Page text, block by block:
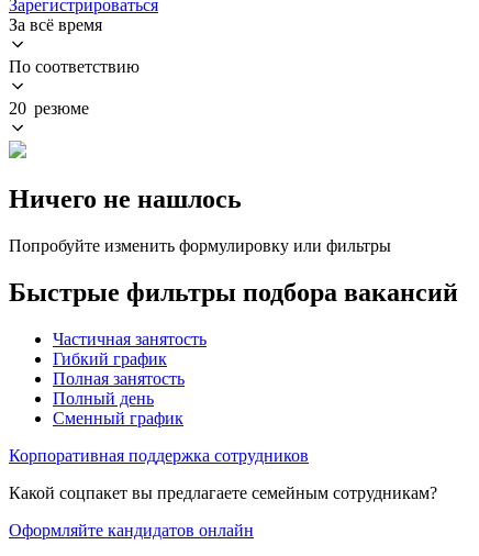
Зарегистрироваться
За всё время
По соответствию
20 резюме
Ничего не нашлось
Попробуйте изменить формулировку или фильтры
Быстрые фильтры подбора вакансий
Частичная занятость
Гибкий график
Полная занятость
Полный день
Сменный график
Корпоративная поддержка сотрудников
Какой соцпакет вы предлагаете семейным сотрудникам?
Оформляйте кандидатов онлайн